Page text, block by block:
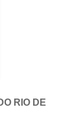
RIO DE